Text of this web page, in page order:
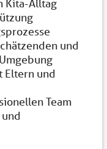
Kita-Alltag
und
Eltern und
Team